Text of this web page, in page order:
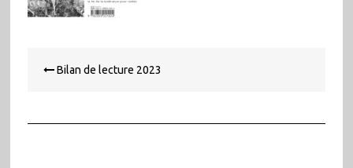
de Bilan de lecture 2023